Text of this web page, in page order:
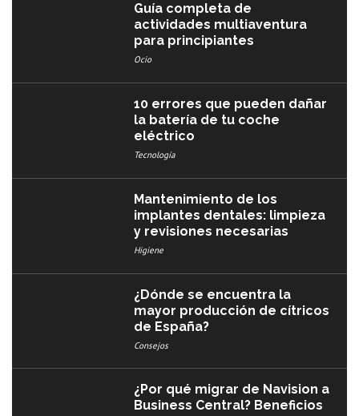
Guía completa de
actividades multiaventura
para principiantes
Ocio
10 errores que pueden dañar
la batería de tu coche
eléctrico
Tecnología
Mantenimiento de los
implantes dentales: limpieza
y revisiones necesarias
Higiene
¿Dónde se encuentra la
mayor producción de cítricos
de España?
Consejos
¿Por qué migrar de Navision a
Business Central? Beneficios